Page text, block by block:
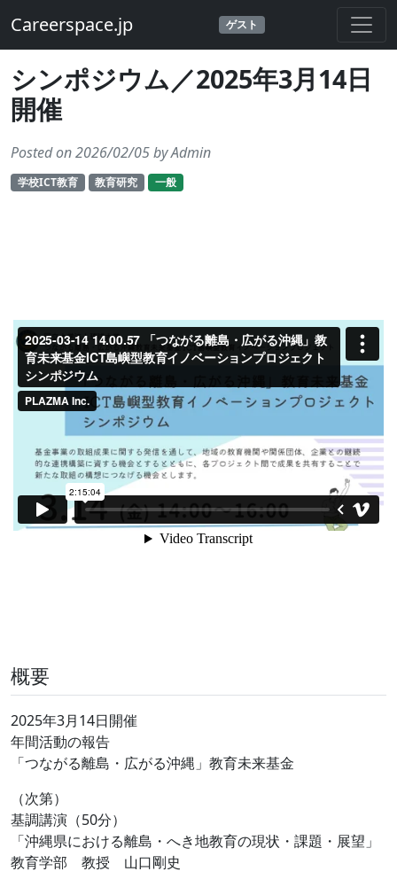
Careerspace.jp ゲスト
シンポジウム／2025年3月14日
開催
Posted on 2026/02/05 by Admin
学校ICT教育 教育研究 一般
概要
2025年3月14日開催
年間活動の報告
「つながる離島・広がる沖縄」教育未来基金
（次第）
基調講演（50分）
「沖縄県における離島・へき地教育の現状・課題・展望」
教育学部 教授 山口剛史